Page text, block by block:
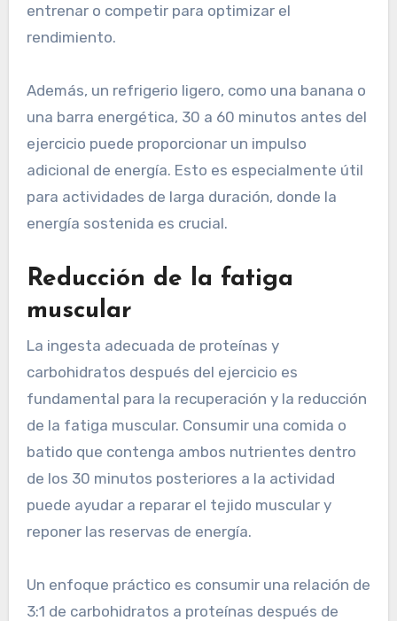
entrenar o competir para optimizar el
rendimiento.
Además, un refrigerio ligero, como una banana o
una barra energética, 30 a 60 minutos antes del
ejercicio puede proporcionar un impulso
adicional de energía. Esto es especialmente útil
para actividades de larga duración, donde la
energía sostenida es crucial.
Reducción de la fatiga
muscular
La ingesta adecuada de proteínas y
carbohidratos después del ejercicio es
fundamental para la recuperación y la reducción
de la fatiga muscular. Consumir una comida o
batido que contenga ambos nutrientes dentro
de los 30 minutos posteriores a la actividad
puede ayudar a reparar el tejido muscular y
reponer las reservas de energía.
Un enfoque práctico es consumir una relación de
3:1 de carbohidratos a proteínas después de